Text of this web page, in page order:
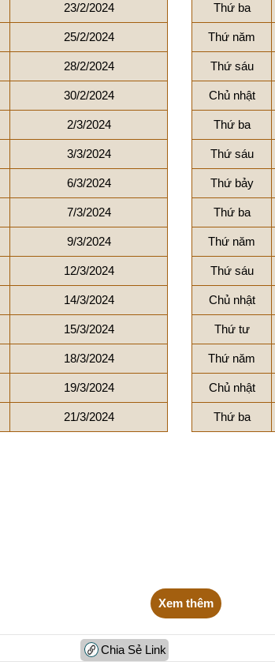
23/2/2024
25/2/2024
28/2/2024
30/2/2024
2/3/2024
3/3/2024
6/3/2024
7/3/2024
9/3/2024
12/3/2024
14/3/2024
15/3/2024
18/3/2024
19/3/2024
21/3/2024
Thứ ba
Thứ năm
Thứ sáu
Chủ nhật
Thứ ba
Thứ sáu
Thứ bảy
Thứ ba
Thứ năm
Thứ sáu
Chủ nhật
Thứ tư
Thứ năm
Chủ nhật
Thứ ba
Xem thêm
Chia Sẻ Link